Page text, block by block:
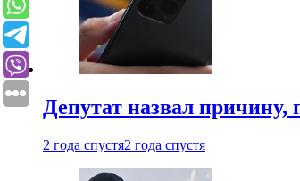
Депутат назвал
2 года спустя2 года спустя